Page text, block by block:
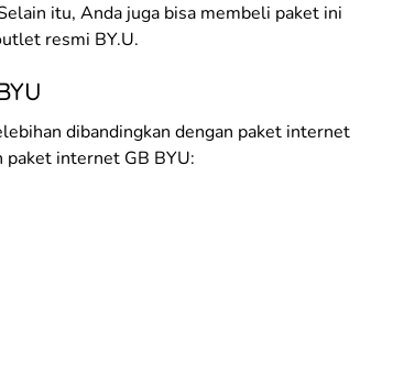
itu, Anda juga bisa membeli paket ini
resmi BY.U.
dibandingkan dengan paket internet
paket internet GB BYU: